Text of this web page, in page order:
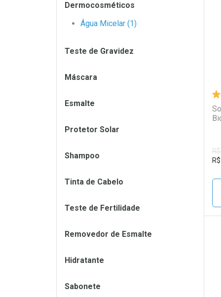
R$
Dermocosméticos
Água Micelar (1)
Teste de Gravidez
Máscara
Esmalte
Protetor Solar
Shampoo
Tinta de Cabelo
Teste de Fertilidade
Removedor de Esmalte
Hidratante
Sabonete